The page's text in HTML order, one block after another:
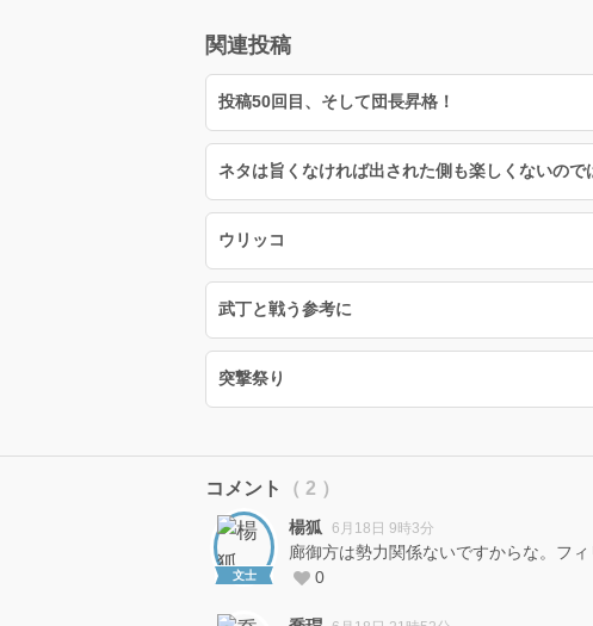
関連投稿
投稿50回目、そして団長昇格！
ネタは旨くなければ出された側も楽しくないので
ウリッコ
武丁と戦う参考に
突撃祭り
コメント （ 2 ）
文士
楊狐 6月18日 9時3分
廊御方は勢力関係ないですからな。フ
0